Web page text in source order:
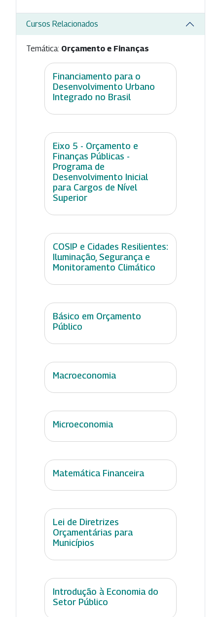
Cursos Relacionados
Temática: Orçamento e Finanças
Financiamento para o
Desenvolvimento Urbano
Integrado no Brasil
Eixo 5 - Orçamento e
Finanças Públicas -
Programa de
Desenvolvimento Inicial
para Cargos de Nível
Superior
COSIP e Cidades Resilientes:
Iluminação, Segurança e
Monitoramento Climático
Básico em Orçamento
Público
Macroeconomia
Microeconomia
Matemática Financeira
Lei de Diretrizes
Orçamentárias para
Municípios
Introdução à Economia do
Setor Público